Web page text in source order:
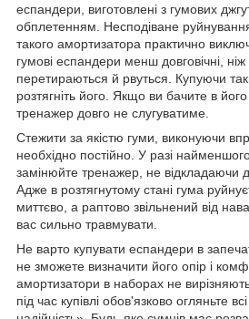
еспандери, виготовлені з гумових
обплетенням. Несподіване
такого амортизатора практично
гумові еспандери менш довговічні,
перетираються й рвуться. Купуючи
розтягніть його. Якщо ви бачите в його
тренажер довго не слугуватиме.
Стежити за якістю гуми, виконуючи
необхідно постійно. У разі
замінюйте тренажер, не відкладаючи
Адже в розтягнутому стані гума
миттєво, а раптово звільнений від
вас сильно травмувати.
Не варто купувати еспандери в
не зможете визначити його опір і
амортизатори в наборах не
під час купівлі обов'язково огляньте